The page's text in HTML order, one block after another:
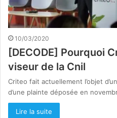
10/03/2020
[DECODE] Pourquoi
viseur de la Cnil
Criteo fait actuellement l’objet
d’une plainte déposée en
Lire la suite